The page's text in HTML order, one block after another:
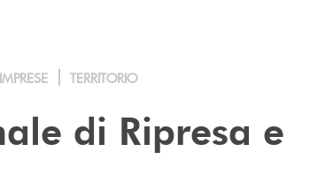
IMPRESE TERRITORIO
di Ripresa e